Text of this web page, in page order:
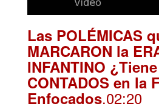
Las POLÉMICAS
MARCARON la
INFANTINO
CONTADOS en la
Enfocados.02:20